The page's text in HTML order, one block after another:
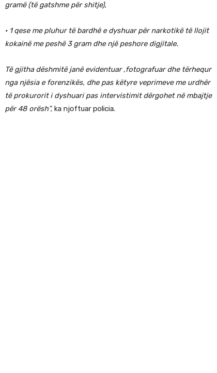
gramë (të gatshme për shitje),
· 1 qese me pluhur të bardhë e dyshuar për narkotikë të llojit
kokainë me peshë 3 gram dhe një peshore digjitale.
Të gjitha dëshmitë janë evidentuar ,fotografuar dhe tërhequr
nga njësia e forenzikës, dhe pas këtyre veprimeve me urdhër
të prokurorit i dyshuari pas intervistimit dërgohet në mbajtje
për 48 orësh”, ka njoftuar policia.